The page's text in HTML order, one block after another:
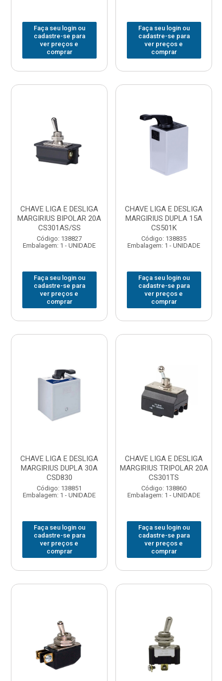
Faça seu login ou
cadastre-se para
ver preços e
comprar
Faça seu login ou
cadastre-se para
ver preços e
comprar
CHAVE LIGA E DESLIGA
MARGIRIUS BIPOLAR 20A
CS301AS/SS
Código: 138827
Embalagem: 1 - UNIDADE
Faça seu login ou
cadastre-se para
ver preços e
comprar
CHAVE LIGA E DESLIGA
MARGIRIUS DUPLA 15A
CS501K
Código: 138835
Embalagem: 1 - UNIDADE
Faça seu login ou
cadastre-se para
ver preços e
comprar
CHAVE LIGA E DESLIGA
MARGIRIUS DUPLA 30A
CSD830
Código: 138851
Embalagem: 1 - UNIDADE
Faça seu login ou
cadastre-se para
ver preços e
comprar
CHAVE LIGA E DESLIGA
MARGIRIUS TRIPOLAR 20A
CS301TS
Código: 138860
Embalagem: 1 - UNIDADE
Faça seu login ou
cadastre-se para
ver preços e
comprar